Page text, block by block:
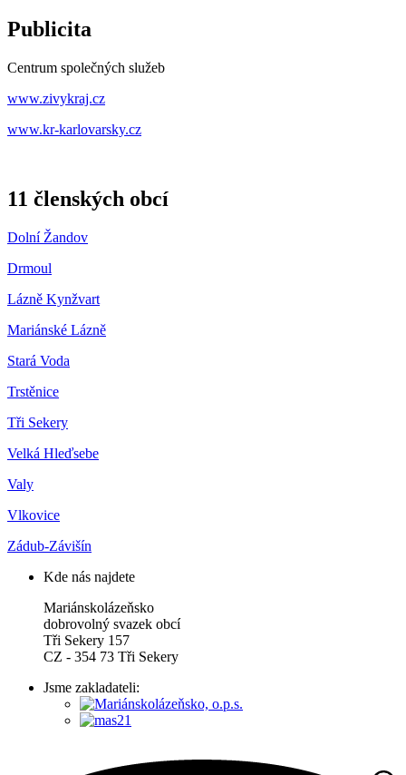
Publicita
Centrum společných služeb
www.zivykraj.cz
www.kr-karlovarsky.cz
11 členských obcí
Dolní Žandov
Drmoul
Lázně Kynžvart
Mariánské Lázně
Stará Voda
Trstěnice
Tři Sekery
Velká Hleďsebe
Valy
Vlkovice
Zádub-Závišín
Kde nás najdete
Mariánskolázeňsko
dobrovolný svazek obcí
Tři Sekery 157
CZ - 354 73 Tři Sekery
Jsme zakladateli: